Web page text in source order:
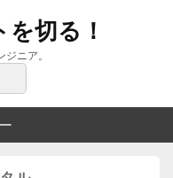
切る！
ニア。